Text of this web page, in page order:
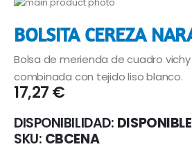
final
de
la
galería
de
imágenes
al
comienzo
de
la
galería
imágenes
BOLSITA CEREZA
Bolsa de merienda de cuadro
combinada con tejido liso blanco.
17,27 €
DISPONIBILIDAD: DISPONIBLE
SKU CBCENA